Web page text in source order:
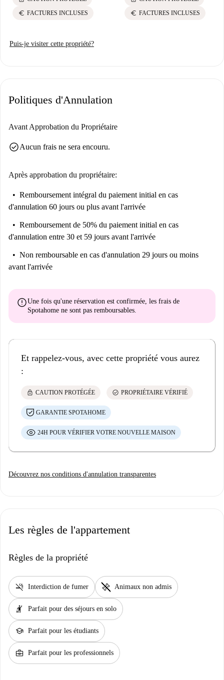
espaces communs et d'un nettoyage bimensuel des chambres, incluant un
euro FACTURES INCLUSES euro FACTURES INCLUSES
Puis-je visiter cette propriété?
Politiques d'Annulation
Avant Approbation du Propriétaire
check_circleAucun frais ne sera encouru.
Après approbation du propriétaire:
Remboursement intégral du paiement initial en cas
d'annulation 60 jours ou plus avant l'arrivée
Remboursement de 50% du paiement initial en cas
d'annulation entre 30 et 59 jours avant l'arrivée
Non remboursable en cas d'annulation 29 jours ou moins
avant l'arrivée
errorUne fois qu'une réservation est confirmée, les frais de
Spotahome ne sont pas remboursables
Et rappelez-vous, avec cette propriété vous aurez
:
lock CAUTION PROTÉGÉE check_circle PROPRIÉTAIRE VÉRIFIÉ
GARANTIE SPOTAHOME
24H POUR VÉRIFIER VOTRE NOUVELLE MAISON
Découvrez nos conditions d'annulation transparentes
Les règles de l'appartement
Règles de la propriété
smoke_free Interdiction de fumer pet_supplies Animaux non admis
hail Parfait pour des séjours en solo
school Parfait pour les étudiants
business_center Parfait pour les professionnels